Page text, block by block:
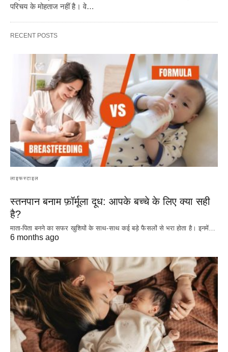
परिचय के मोहताज नहीं है। वे…
RECENT POSTS
लाइफस्टाइल
स्तनपान बनाम फ़ॉर्मूला दूध: आपके बच्चे के लिए क्या सही
है?
माता-पिता बनने का सफर खुशियों के साथ-साथ कई बड़े फैसलों से भरा होता है। इनमें…
6 months ago